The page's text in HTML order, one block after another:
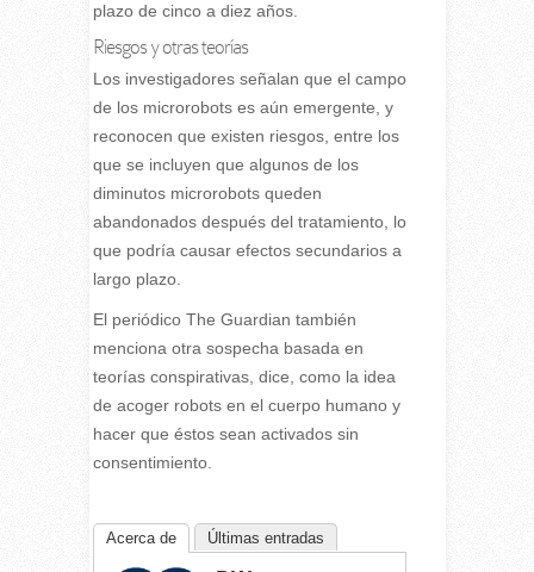
plazo de cinco a diez años.
Riesgos y otras teorías
Los investigadores señalan que el campo
de los microrobots es aún emergente, y
reconocen que existen riesgos, entre los
que se incluyen que algunos de los
diminutos microrobots queden
abandonados después del tratamiento, lo
que podría causar efectos secundarios a
largo plazo.
El periódico The Guardian también
menciona otra sospecha basada en
teorías conspirativas, dice, como la idea
de acoger robots en el cuerpo humano y
hacer que éstos sean activados sin
consentimiento.
Acerca de Últimas entradas